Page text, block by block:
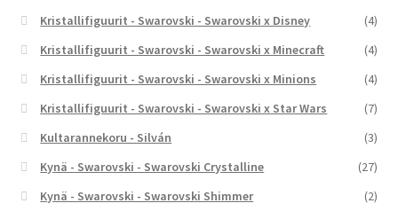
Kristallifiguurit - Swarovski - Swarovski x Disney
(4)
Kristallifiguurit - Swarovski - Swarovski x Minecraft
(4)
Kristallifiguurit - Swarovski - Swarovski x Minions
(4)
Kristallifiguurit - Swarovski - Swarovski x Star Wars
(7)
Kultarannekoru - Silván
(3)
Kynä - Swarovski - Swarovski Crystalline
(27)
Kynä - Swarovski - Swarovski Shimmer
(2)